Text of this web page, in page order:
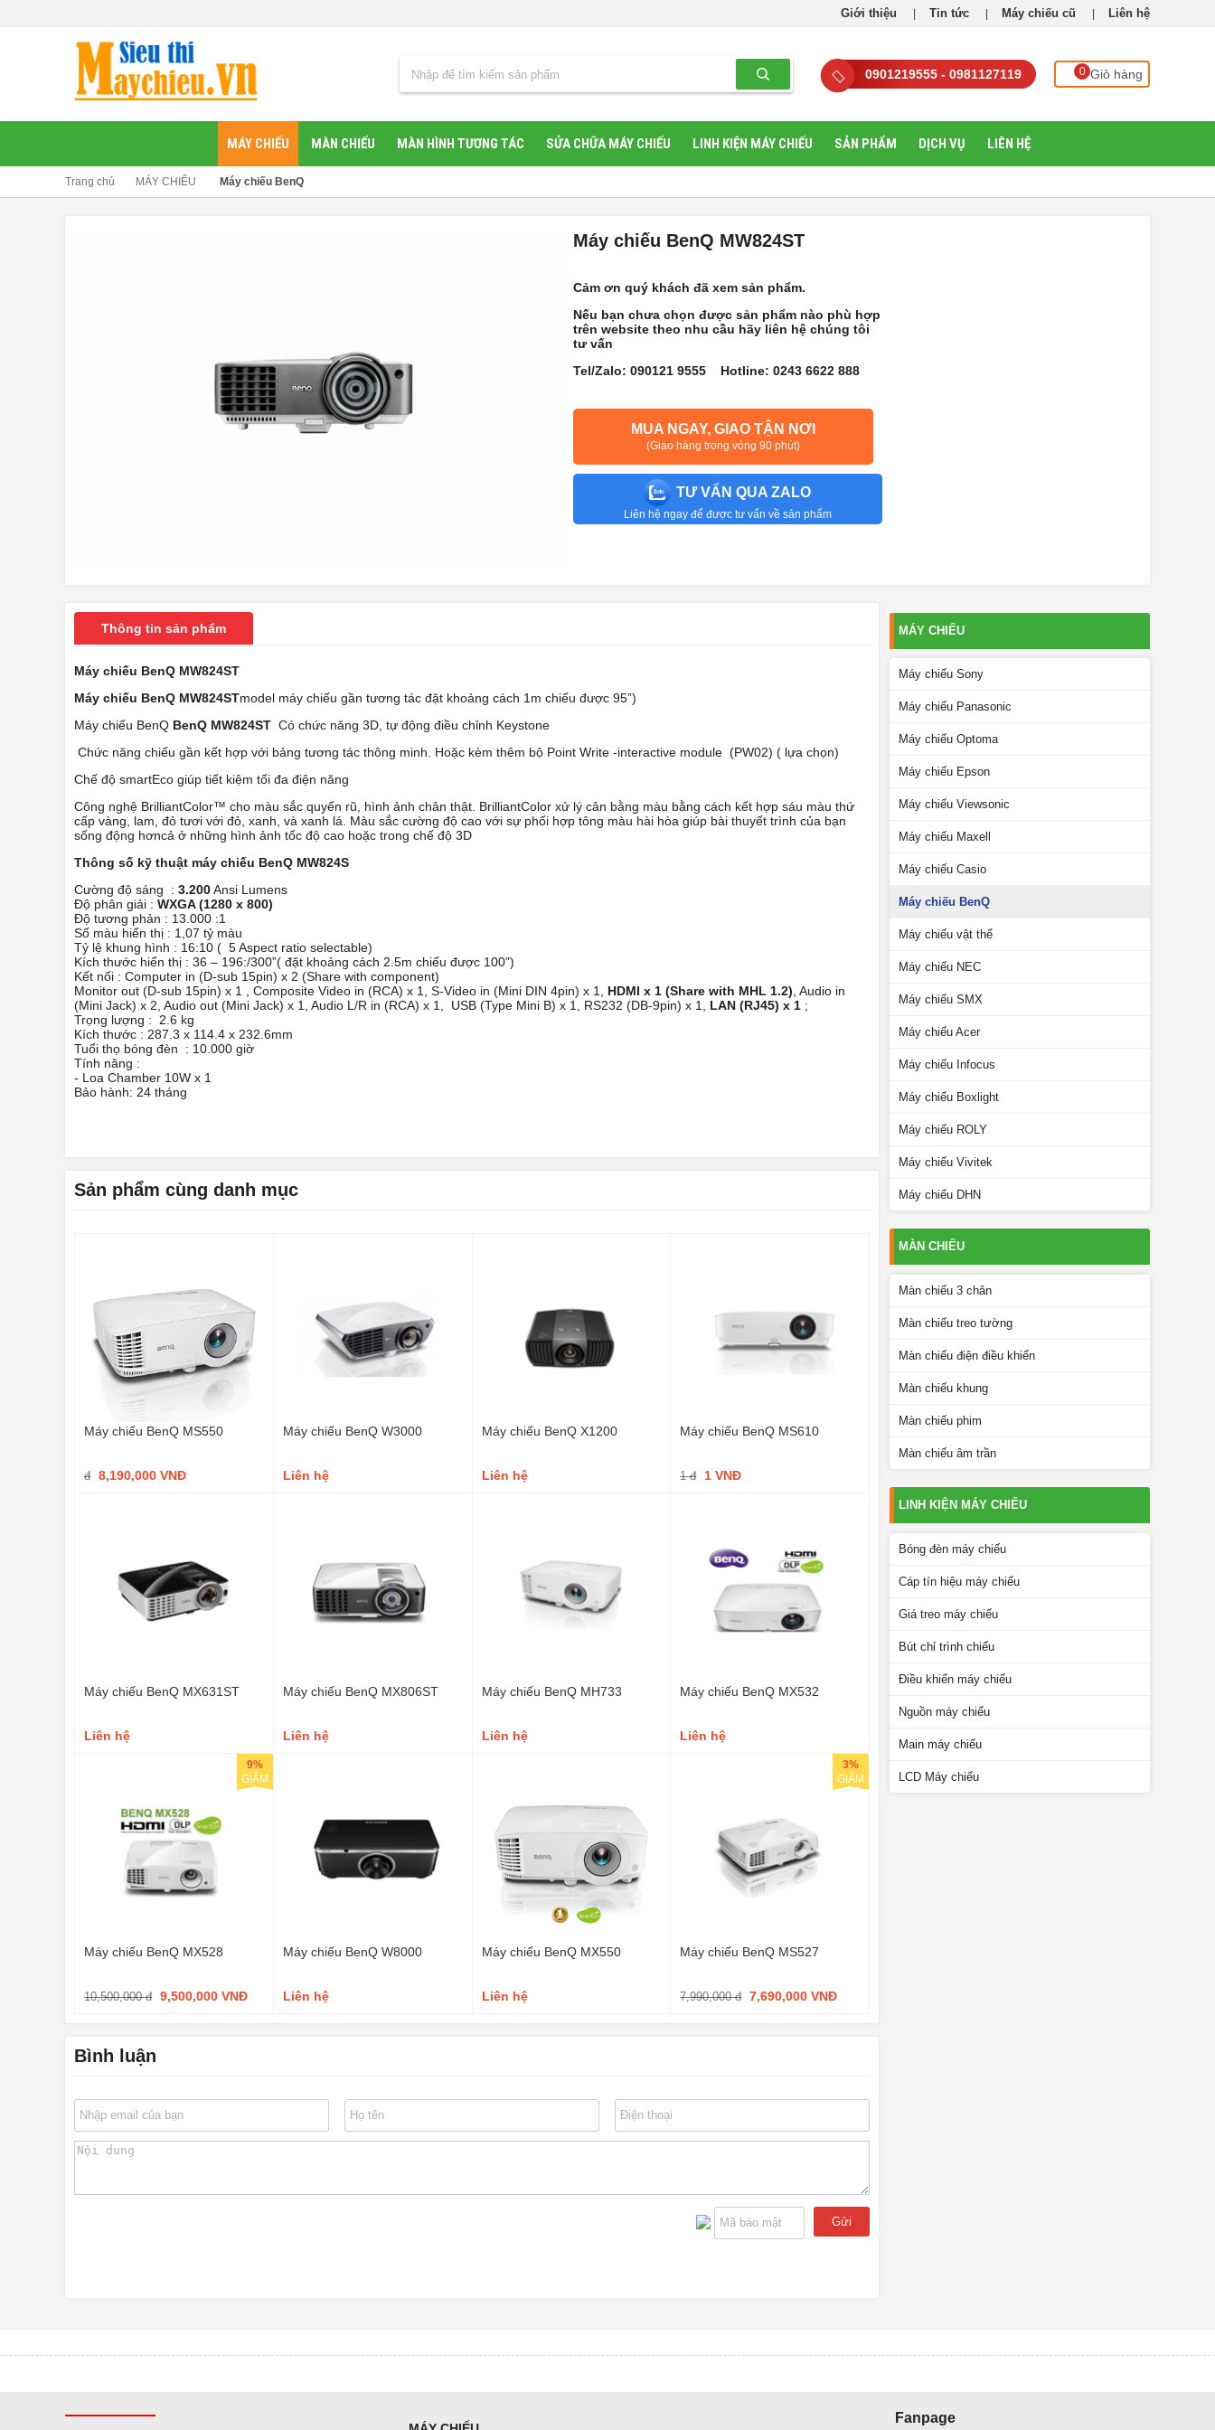
Giới thiệu Tin tức Máy chiếu cũ Liên hệ
0901219555 - 0981127119 0 Giỏ hàng
MÁY CHIẾU MÀN CHIẾU MÀN HÌNH TƯƠNG TÁC SỬA CHỮA MÁY CHIẾU LINH KIỆN MÁY CHIẾU SẢN PHẨM DỊCH VỤ LIÊN HỆ
Trang chủ MÁY CHIẾU Máy chiếu BenQ
Máy chiếu BenQ MW824ST
Cảm ơn quý khách đã xem sản phẩm.
Nếu bạn chưa chọn được sản phẩm nào phù hợp
trên website theo nhu cầu hãy liên hệ chúng tôi
tư vấn
Tel/Zalo: 090121 9555 Hotline: 0243 6622 888
MUA NGAY, GIAO TẬN NƠI
(Giao hàng trong vòng 90 phút)
TƯ VẤN QUA ZALO
Liên hệ ngay để được tư vấn về sản phẩm
Thông tin sản phẩm
Máy chiếu BenQ MW824ST
Máy chiếu BenQ MW824STmodel máy chiếu gần tương tác đặt khoảng cách 1m chiếu được 95”)
Máy chiếu BenQ BenQ MW824ST Có chức năng 3D, tự động điều chỉnh Keystone
Chức năng chiếu gần kết hợp với bảng tương tác thông minh. Hoặc kèm thêm bộ Point Write -interactive module (PW02) ( lựa chọn)
Chế độ smartEco giúp tiết kiệm tối đa điện năng
Công nghệ BrilliantColor™ cho màu sắc quyến rũ, hình ảnh chân thật. BrilliantColor xử lý cân bằng màu bằng cách kết hợp sáu màu thứ
cấp vàng, lam, đỏ tươi với đỏ, xanh, và xanh lá. Màu sắc cường độ cao với sự phối hợp tông màu hài hòa giúp bài thuyết trình của bạn
sống động hơncả ở những hình ảnh tốc độ cao hoặc trong chế độ 3D
Thông số kỹ thuật máy chiếu BenQ MW824S
Cường độ sáng : 3.200Ansi Lumens
Độ phân giải : WXGA (1280 x 800)
Độ tương phản : 13.000 :1
Số màu hiển thị : 1,07 tỷ màu
Tỷ lệ khung hình : 16:10 ( 5 Aspect ratio selectable)
Kích thước hiển thị : 36 – 196:/300”( đặt khoảng cách 2.5m chiếu được 100”)
Kết nối : Computer in (D-sub 15pin) x 2 (Share with component)
Monitor out (D-sub 15pin) x 1 , Composite Video in (RCA) x 1, S-Video in (Mini DIN 4pin) x 1, HDMI x 1 (Share with MHL 1.2) , Audio in
(Mini Jack) x 2, Audio out (Mini Jack) x 1, Audio L/R in (RCA) x 1, USB (Type Mini B) x 1, RS232 (DB-9pin) x 1, LAN (RJ45) x 1 ;‎
Trọng lượng : 2.6 kg
Kích thước : 287.3 x 114.4 x 232.6mm‎
Tuổi thọ bóng đèn : 10.000 giờ
Tính năng :
- Loa Chamber 10W x 1
Bảo hành: 24 tháng
Sản phẩm cùng danh mục
Máy chiếu BenQ MS550
đ 8,190,000 VNĐ
Máy chiếu BenQ W3000
Liên hệ
Máy chiếu BenQ X1200
Liên hệ
Máy chiếu BenQ MS610
1 đ 1 VNĐ
Máy chiếu BenQ MX631ST
Liên hệ
Máy chiếu BenQ MX806ST
Liên hệ
Máy chiếu BenQ MH733
Liên hệ
Máy chiếu BenQ MX532
Liên hệ
Máy chiếu BenQ MX528
10,500,000 đ 9,500,000 VNĐ
9%
GIẢM
Máy chiếu BenQ W8000
Liên hệ
Máy chiếu BenQ MX550
Liên hệ
Máy chiếu BenQ MS527
7,990,000 đ 7,690,000 VNĐ
3%
GIẢM
Bình luận
Gửi
MÁY CHIẾU
Máy chiếu Sony
Máy chiếu Panasonic
Máy chiếu Optoma
Máy chiếu Epson
Máy chiếu Viewsonic
Máy chiếu Maxell
Máy chiếu Casio
Máy chiếu BenQ
Máy chiếu vật thể
Máy chiếu NEC
Máy chiếu SMX
Máy chiếu Acer
Máy chiếu Infocus
Máy chiếu Boxlight
Máy chiếu ROLY
Máy chiếu Vivitek
Máy chiếu DHN
MÀN CHIẾU
Màn chiếu 3 chân
Màn chiếu treo tường
Màn chiếu điện điều khiển
Màn chiếu khung
Màn chiếu phim
Màn chiếu âm trần
LINH KIỆN MÁY CHIẾU
Bóng đèn máy chiếu
Cáp tín hiệu máy chiếu
Giá treo máy chiếu
Bút chỉ trình chiếu
Điều khiển máy chiếu
Nguồn máy chiếu
Main máy chiếu
LCD Máy chiếu
Fanpage